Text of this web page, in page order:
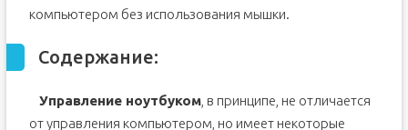
компьютером без использования мышки.
Содержание:
Управление ноутбуком, в принципе, не отличается
от управления компьютером, но имеет некоторые